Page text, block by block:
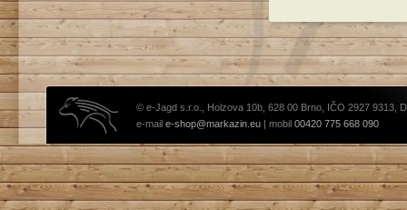
© e-Jagd s.r.o., Holzova 10b, 628 00 Brno, IČO 2927 9313,
e-mail e-shop@markazin.eu | mobil 00420 775 668 090